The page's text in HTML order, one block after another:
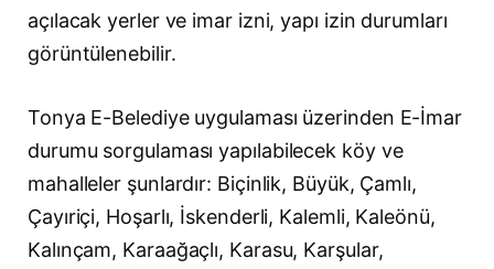
açılacak yerler ve imar izni, yapı izin durumları
görüntülenebilir.
Tonya E-Belediye uygulaması üzerinden E-İmar
durumu sorgulaması yapılabilecek köy ve
mahalleler şunlardır: Biçinlik, Büyük, Çamlı,
Çayıriçi, Hoşarlı, İskenderli, Kalemli, Kaleönü,
Kalınçam, Karaağaçlı, Karasu, Karşular,